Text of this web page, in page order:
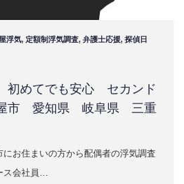
浮気, 定額制浮気調査, 弁護士応援, 探偵日
めてでも安心 セカンド
市 愛知県 岐阜県 三重
お住まいの方から配偶者の浮気調査
ス会社員…